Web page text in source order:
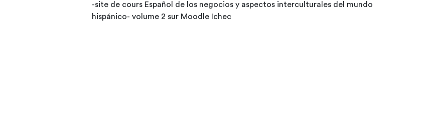
-site de cours Español de los negocios y aspectos interculturales del mundo
hispánico- volume 2 sur Moodle Ichec